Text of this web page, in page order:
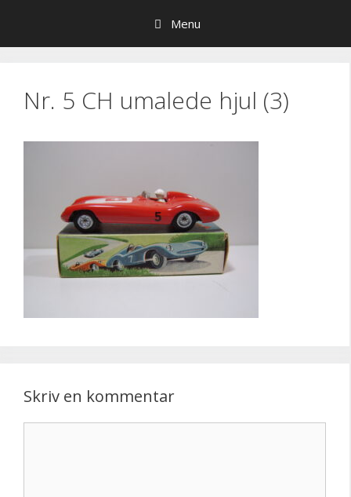
indhold
Menu
Nr. 5 CH umalede hjul (3)
Skriv en kommentar